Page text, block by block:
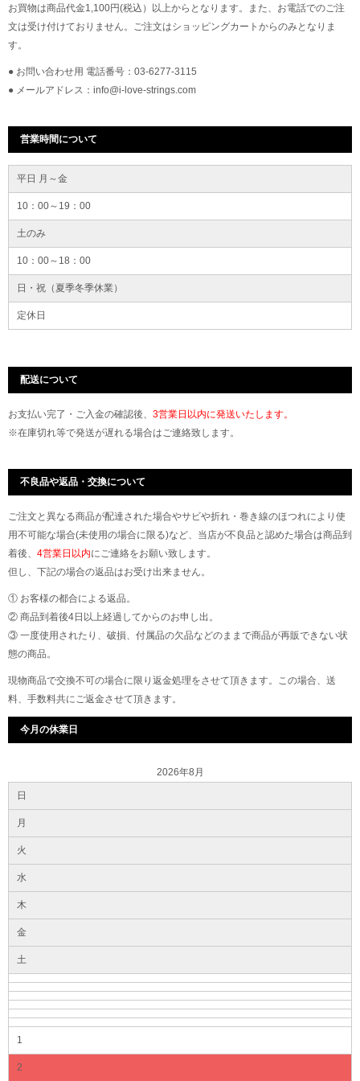
お買物は商品代金1,100円(税込）以上からとなります。また、お電話でのご注
文は受け付けておりません。ご注文はショッピングカートからのみとなりま
す。
● お問い合わせ用 電話番号：03-6277-3115
● メールアドレス：info@i-love-strings.com
営業時間について
平日 月～金
10：00～19：00
土のみ
10：00～18：00
日・祝（夏季冬季休業）
定休日
配送について
お支払い完了・ご入金の確認後、 3営業日以内に発送いたします。
※在庫切れ等で発送が遅れる場合はご連絡致します。
不良品や返品・交換について
ご注文と異なる商品が配達された場合やサビや折れ・巻き線のほつれにより使
用不可能な場合(未使用の場合に限る)など、当店が不良品と認めた場合は商品到
着後、 4営業日以内にご連絡をお願い致します。
但し、下記の場合の返品はお受け出来ません。
① お客様の都合による返品。
② 商品到着後4日以上経過してからのお申し出。
③ 一度使用されたり、破損、付属品の欠品などのままで商品が再販できない状
態の商品。
現物商品で交換不可の場合に限り返金処理をさせて頂きます。この場合、送
料、手数料共にご返金させて頂きます。
今月の休業日
2026年8月
日
月
火
水
木
金
土
1
2